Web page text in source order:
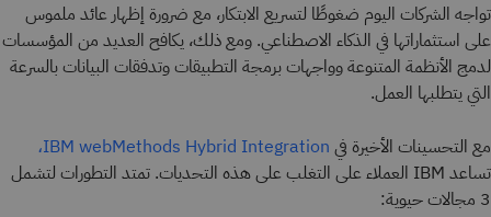
تواجه الشركات اليوم ضغوطًا لتسريع الابتكار، مع ضرورة إظهار عائد ملموس
على استثماراتها في الذكاء الاصطناعي. ومع ذلك، يكافح العديد من المؤسسات
لدمج الأنظمة المتنوعة وواجهات برمجة التطبيقات وتدفقات البيانات بالسرعة
التي يتطلبها العمل.
مع التحسينات الأخيرة في IBM webMethods Hybrid Integration،
تساعد IBM العملاء على التغلب على هذه التحديات. تمتد التطورات لتشمل
3 مجالات حيوية: